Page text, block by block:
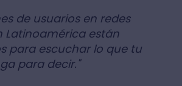
de usuarios en redes
Latinoamérica están
para escuchar lo que tu
para decir."